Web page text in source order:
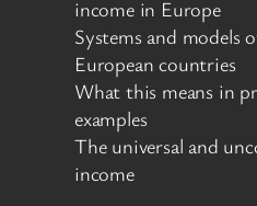
income in Europe
Systems and models
European countries
What this means in
examples
The universal and
income